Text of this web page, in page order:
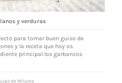
y verduras
para tomar buen guiso de
y la receta que hoy os
principal los garbanzos
de Miluma